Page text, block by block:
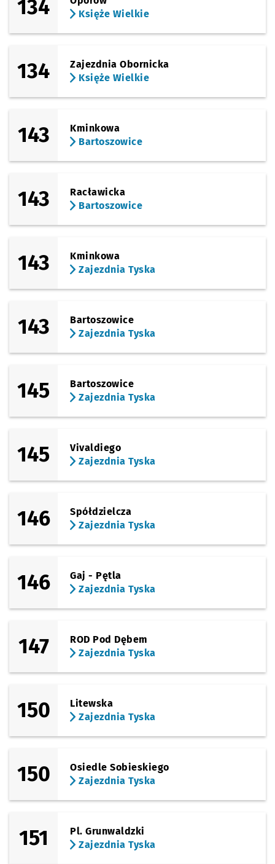
(Opolska)
Księże Wielkie
134
Księże Wielkie
134
Zajezdnia Obornicka
Księże Wielkie
143
Kminkowa
Bartoszowice
143
Racławicka
Bartoszowice
143
Kminkowa
Zajezdnia Tyska
143
Bartoszowice
Zajezdnia Tyska
145
Bartoszowice
Zajezdnia Tyska
145
Vivaldiego
Zajezdnia Tyska
146
Spółdzielcza
Zajezdnia Tyska
146
Gaj - Pętla
Zajezdnia Tyska
147
ROD Pod Dębem
Zajezdnia Tyska
150
Litewska
Zajezdnia Tyska
150
Osiedle Sobieskiego
Zajezdnia Tyska
151
Pl. Grunwaldzki
Zajezdnia Tyska